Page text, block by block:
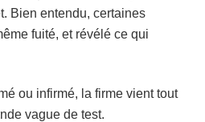
Bien entendu, certaines
fuité, et révélé ce qui
ou infirmé, la firme vient tout
vague de test.